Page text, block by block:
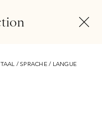
Skins Boxen
/ SPRACHE / LANGUE